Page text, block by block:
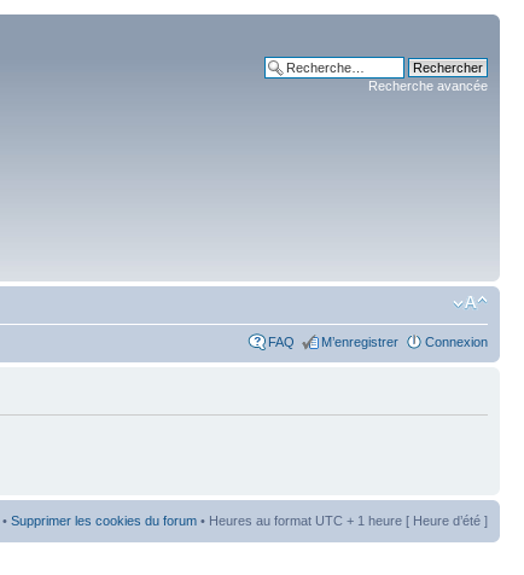
Recherche avancée
FAQ M’enregistrer Connexion
• Supprimer les cookies du forum • Heures au format UTC + 1 heure [ Heure d’été ]